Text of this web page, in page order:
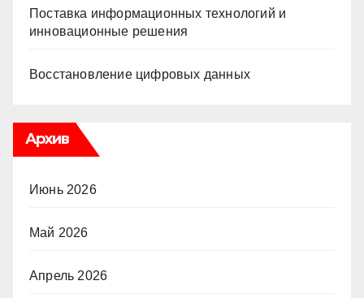
Поставка информационных технологий и
инновационные решения
Восстановление цифровых данных
Архив
Июнь 2026
Май 2026
Апрель 2026